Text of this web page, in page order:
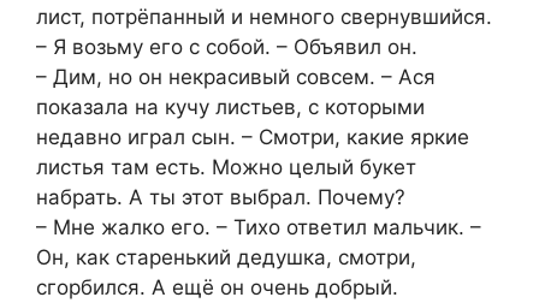
лист, потрёпанный и немного свернувшийся.
– Я возьму его с собой. – Объявил он.
– Дим, но он некрасивый совсем. – Ася
показала на кучу листьев, с которыми
недавно играл сын. – Смотри, какие яркие
листья там есть. Можно целый букет
набрать. А ты этот выбрал. Почему?
– Мне жалко его. – Тихо ответил мальчик. –
Он, как старенький дедушка, смотри,
сгорбился. А ещё он очень добрый.